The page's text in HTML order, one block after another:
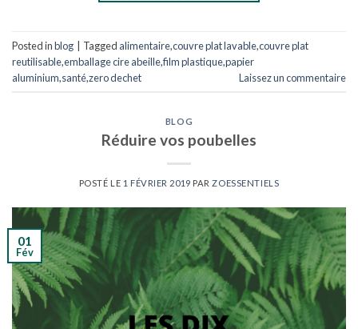
Posted inblog Tagged alimentaire,couvre plat lavable,couvre plat
reutilisable,emballage cire abeille,film plastique,papier
aluminium,santé,zero dechet Laissez un commentaire
BLOG
Réduire vos poubelles
POSTÉ LE 1 FÉVRIER 2019 PARZOESSENTIELS
01
Fév